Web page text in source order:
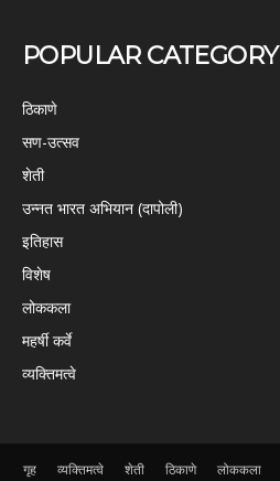
POPULAR CATEGORY
ठिकाणे
सण-उत्सव
शेती
उन्नत भारत अभियान (दापोली)
इतिहास
विशेष
लोककला
महर्षी कर्वे
व्यक्तिमत्वे
गृह व्यक्तिमत्वे शेती ठिकाणे लोककला